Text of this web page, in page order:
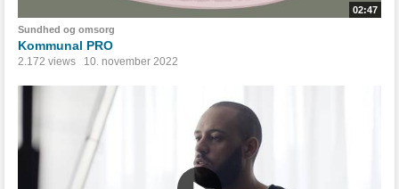
02:47
Sundhed og omsorg
Kommunal PRO
2.172 views 10. november 2022